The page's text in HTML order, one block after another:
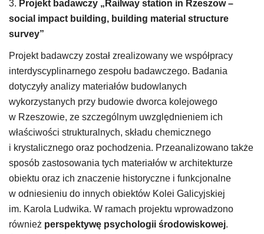
3. Projekt badawczy „Railway station in Rzeszow –
social impact building, building material structure
survey”
Projekt badawczy został zrealizowany we współpracy
interdyscyplinarnego zespołu badawczego. Badania
dotyczyły analizy materiałów budowlanych
wykorzystanych przy budowie dworca kolejowego
w Rzeszowie, ze szczególnym uwzględnieniem ich
właściwości strukturalnych, składu chemicznego
i krystalicznego oraz pochodzenia. Przeanalizowano także
sposób zastosowania tych materiałów w architekturze
obiektu oraz ich znaczenie historyczne i funkcjonalne
w odniesieniu do innych obiektów Kolei Galicyjskiej
im. Karola Ludwika. W ramach projektu wprowadzono
również perspektywę psychologii środowiskowej.